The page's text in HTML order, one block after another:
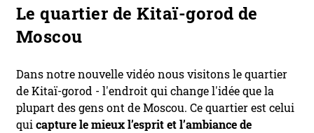
Le quartier de Kitaï-gorod de
Moscou
Dans notre nouvelle vidéo nous visitons le quartier
de Kitaï-gorod - l'endroit qui change l'idée que la
plupart des gens ont de Moscou. Ce quartier est celui
qui capture le mieux l’esprit et l’ambiance de